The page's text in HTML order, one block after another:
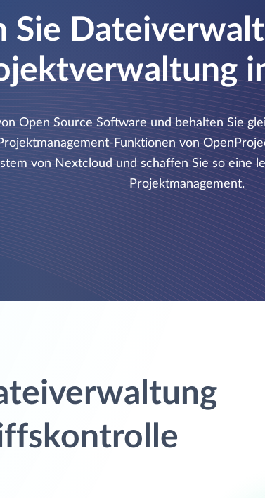
Sie
Open Source Software und behalten Sie
Funktionen von
von Nextcloud und schaffen Sie so eine
Projektmanagement.